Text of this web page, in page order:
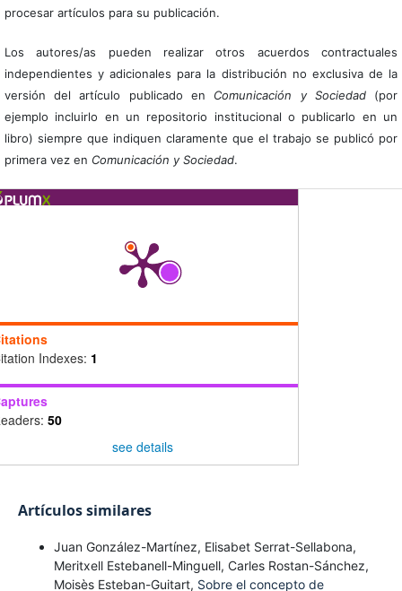
procesar artículos para su publicación.
Los autores/as pueden realizar otros acuerdos contractuales
independientes y adicionales para la distribución no exclusiva de la
versión del artículo publicado en Comunicación y Sociedad(por
ejemplo incluirlo en un repositorio institucional o publicarlo en un
libro) siempre que indiquen claramente que el trabajo se publicó por
primera vez en Comunicación y Sociedad.
Indexes: 1
50
see details
Artículos similares
Juan González-Martínez, Elisabet Serrat-Sellabona,
Meritxell Estebanell-Minguell, Carles Rostan-Sánchez,
Moisès Esteban-Guitart, Sobre el concepto de